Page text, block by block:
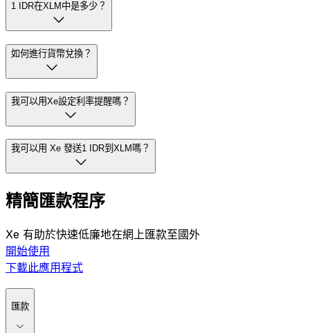
1 IDR在XLM中是多少？
如何進行貨幣兌換？
我可以用Xe設定利率提醒嗎？
我可以用 Xe 發送1 IDR到XLM嗎？
精簡匯款程序
Xe 有助於快速低廉地在網上匯款至國外
開始使用
下載此應用程式
匯款